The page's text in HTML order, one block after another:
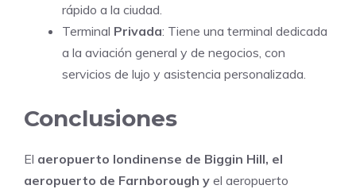
rápido a la ciudad.
Terminal Privada: Tiene una terminal dedicada
a la aviación general y de negocios, con
servicios de lujo y asistencia personalizada.
Conclusiones
El aeropuerto londinense de Biggin Hill, el
aeropuerto de Farnborough y el aeropuerto